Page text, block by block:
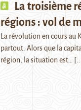
La troisième
régions : vol de
La révolution en cours au
partout. Alors que la
région, la situation est…